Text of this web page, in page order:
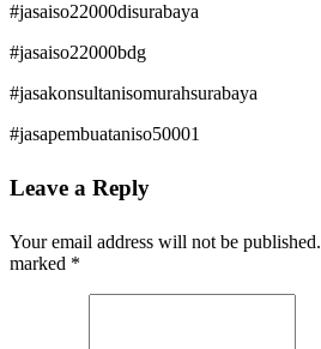
#jasaiso22000disurabaya
#jasaiso22000bdg
#jasakonsultanisomurahsurabaya
#jasapembuataniso50001
Leave a Reply
Your email address will not be published.
marked *